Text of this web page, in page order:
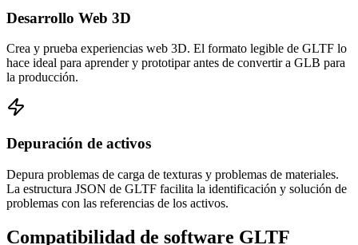
Desarrollo Web 3D
Crea y prueba experiencias web 3D. El formato legible de GLTF lo
hace ideal para aprender y prototipar antes de convertir a GLB para
la producción.
Depuración de activos
Depura problemas de carga de texturas y problemas de materiales.
La estructura JSON de GLTF facilita la identificación y solución de
problemas con las referencias de los activos.
Compatibilidad de software GLTF